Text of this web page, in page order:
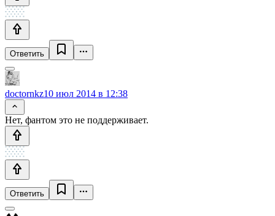
Ответить
doctornkz10 июл 2014 в 12:38
Нет, фантом это не поддерживает.
Ответить